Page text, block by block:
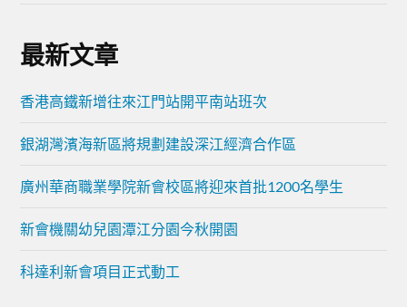
最新文章
香港高鐵新增往來江門站開平南站班次
銀湖灣濱海新區將規劃建設深江經濟合作區
廣州華商職業學院新會校區將迎來首批1200名學生
新會機關幼兒園潭江分園今秋開園
科達利新會項目正式動工